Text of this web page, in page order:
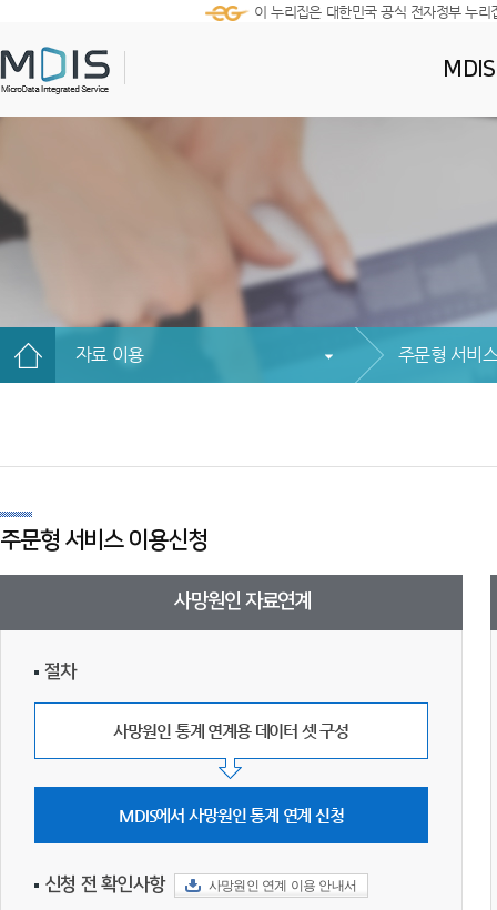
이 누리집은 대한민국 공식 전자정부 누리
자료 이용 주문형 서비
주문형 서비스 이용신청
사망원인 자료연계
절차
사망원인 통계 연계용 데이터 셋 구성
MDIS에서 사망원인 통계 연계 신청
신청 전 확인사항 사망원인 연계 이용 안내서